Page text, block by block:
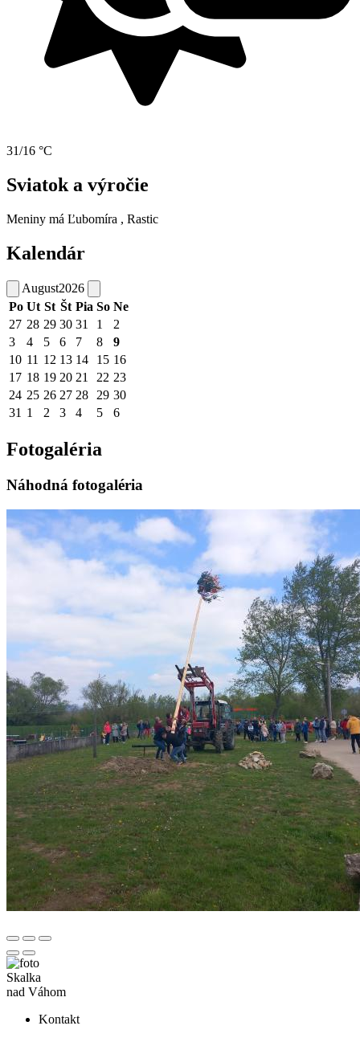
31/16 °C
Sviatok a výročie
Meniny má Ľubomíra , Rastic
Kalendár
August2026
Po Ut St Št Pia So Ne
27 28 29 30 31 1
2
3
4 5 6 7 8
9
10 11 12 13 14 15 16
17 18 19 20 21 22 23
24 25 26 27 28 29 30
31 1 2 3 4 5 6
Fotogaléria
Náhodná fotogaléria
Skalka
nad Váhom
Kontakt